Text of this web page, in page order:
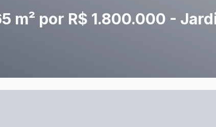
m² por R$ 1.800.000 -